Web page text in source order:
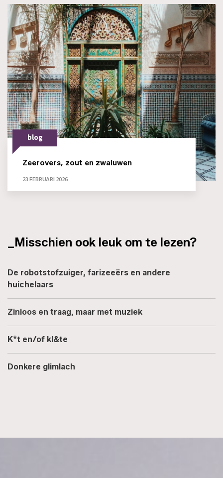
blog
Zeerovers, zout en zwaluwen
23 FEBRUARI 2026
_Misschien ook leuk om te lezen?
De robotstofzuiger, farizeeërs en andere
huichelaars
Zinloos en traag, maar met muziek
K*t en/of kl&te
Donkere glimlach